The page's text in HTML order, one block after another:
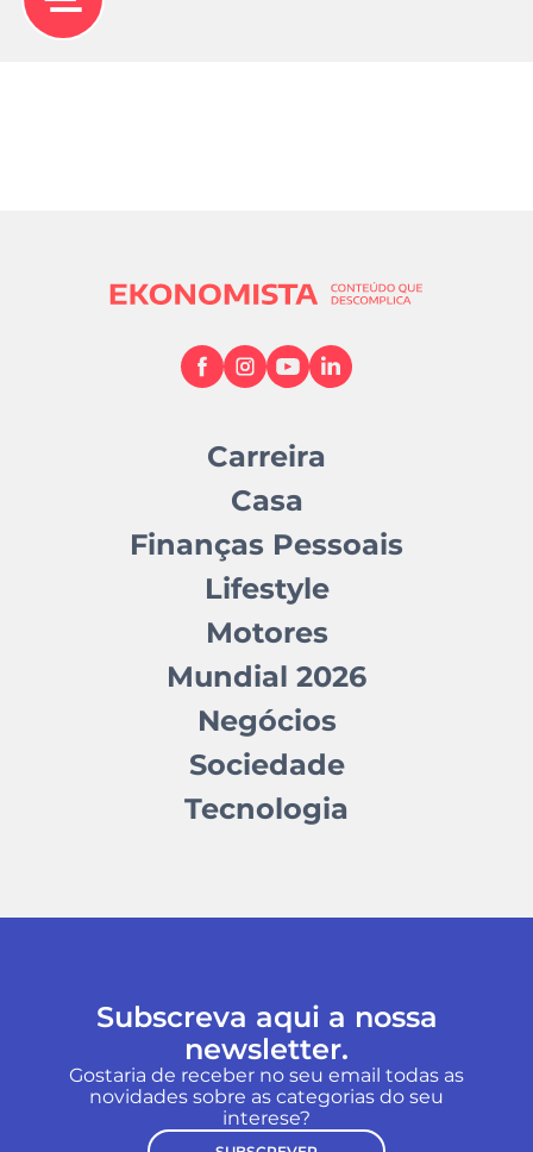
Carreira
Casa
Finanças Pessoais
Lifestyle
Motores
Mundial 2026
Negócios
Sociedade
Tecnologia
Subscreva aqui a nossa
newsletter.
Gostaria de receber no seu email todas as
novidades sobre as categorias do seu
interese?